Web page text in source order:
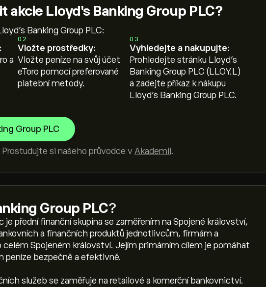
akcie Lloyd's Banking Group PLC?
Banking Group PLC:
a
02
Vložte prostředky:
Vložte peníze na svůj účet
eToro pomocí preferované
platební metody.
03
Vyhledejte a nakupujte:
Prohledejte stránku Lloyd's
Banking Group PLC (LLOY.L)
a zadejte příkaz k nákupu
Lloyd's Banking Group PLC.
Group PLC
si našeho průvodce v Akademii.
Group PLC?
je přední finanční skupina se zaměřením na Spojené království,
a finančních produktů jednotlivcům, firmám a
celém Spojeném království. Jejím primárním cílem je pomáhat
peníze bezpečně a efektivně.
služeb se zaměřuje na retailové a komerční bankovnictví.